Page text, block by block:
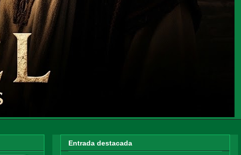
Entrada destacada